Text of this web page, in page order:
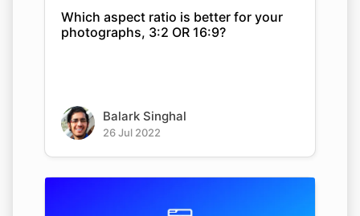
Which aspect ratio is better for your
photographs, 3:2 OR 16:9?
Balark Singhal
26 Jul 2022